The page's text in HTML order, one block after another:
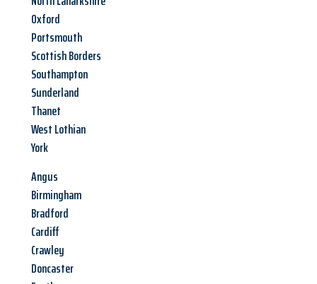
Oxford
Portsmouth
Scottish Borders
Southampton
Sunderland
Thanet
West Lothian
York
Angus
Birmingham
Bradford
Cardiff
Crawley
Doncaster